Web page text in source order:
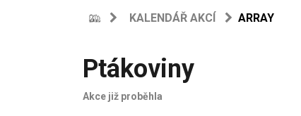
KALENDÁŘ AKCÍ ARRAY
Ptákoviny
Akce již proběhla